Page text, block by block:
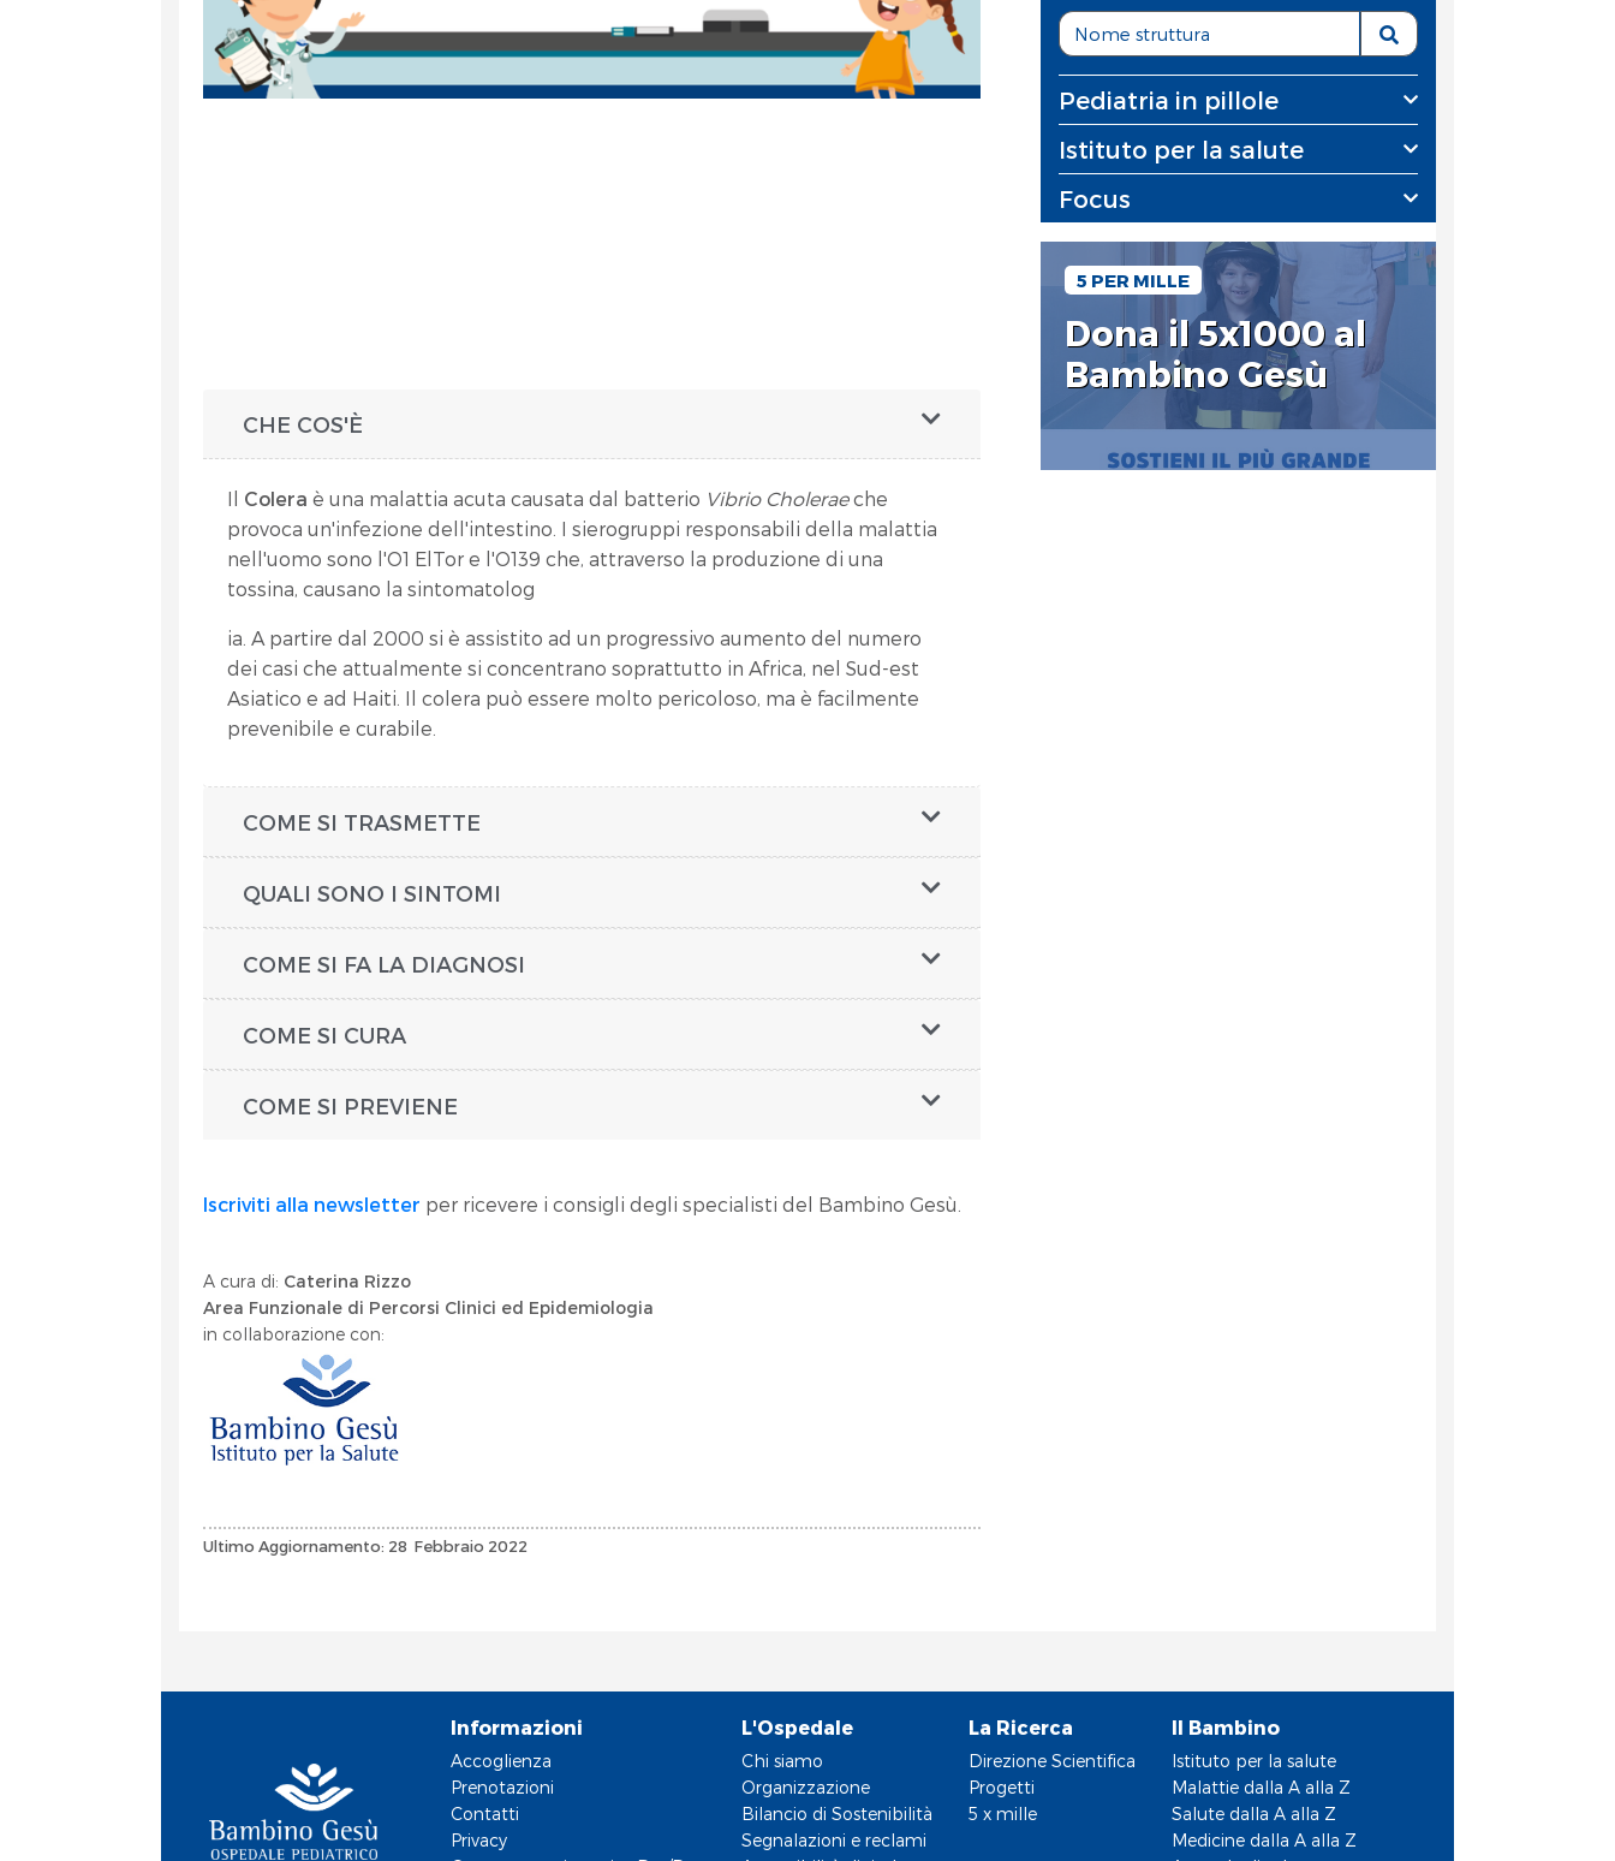
CHE COS'È
Il Colera è una malattia acuta causata dal batterio Vibrio Choleraeche
provoca un'infezione dell'intestino. I sierogruppi responsabili della malattia
nell'uomo sono l'O1 ElTor e l'O139 che, attraverso la produzione di una
tossina, causano la sintomatolog
ia. A partire dal 2000 si è assistito ad un progressivo aumento del numero
dei casi che attualmente si concentrano soprattutto in Africa, nel Sud-est
Asiatico e ad Haiti. Il colera può essere molto pericoloso, ma è facilmente
prevenibile e curabile.
COME SI TRASMETTE
QUALI SONO I SINTOMI
COME SI FA LA DIAGNOSI
COME SI CURA
COME SI PREVIENE
Iscriviti alla newsletter per ricevere i consigli degli specialisti del Bambino Gesù.
A cura di: Caterina Rizzo
Area Funzionale di Percorsi Clinici ed Epidemiologia
in collaborazione con:
Ultimo Aggiornamento: 28 Febbraio 2022
Pediatria in pillole
Istituto per la salute
Focus
5 PER MILLE
Dona il 5x1000 al
Bambino Gesù
Informazioni
Accoglienza
Prenotazioni
Contatti
Privacy
L'Ospedale
Chi siamo
Organizzazione
Bilancio di Sostenibilità
Segnalazioni e reclami
La Ricerca
Direzione Scientifica
Progetti
5 x mille
Il Bambino
Istituto per la salute
Malattie dalla A alla Z
Salute dalla A alla Z
Medicine dalla A alla Z